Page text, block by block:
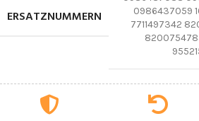
ERSATZNUMMERN
0986437059
7711497342